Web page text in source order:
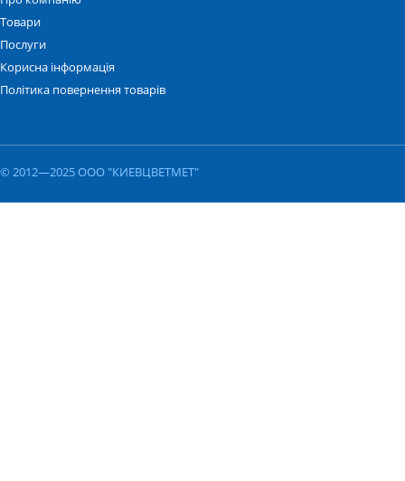
Товари
Послуги
Корисна інформація
Політика повернення товарів
© 2012—2025 ООО "КИЕВЦВЕТМЕТ"